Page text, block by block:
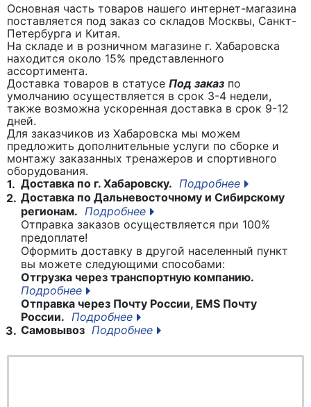
Основная часть товаров нашего интернет-магазина
поставляется под заказ со складов Москвы, Санкт-
Петербурга и Китая.
На складе и в розничном магазине г. Хабаровска
находится около 15% представленного
ассортимента.
Доставка товаров в статусе Под заказ по
умолчанию осуществляется в срок 3-4 недели,
также возможна ускоренная доставка в срок 9-12
дней.
Для заказчиков из Хабаровска мы можем
предложить дополнительные услуги по сборке и
монтажу заказанных тренажеров и спортивного
оборудования.
1. Доставка по г. Хабаровску. Подробнее
2. Доставка по Дальневосточному и Сибирскому
регионам. Подробнее
Отправка заказов осуществляется при 100%
предоплате!
Оформить доставку в другой населенный пункт
вы можете следующими способами:
Отгрузка через транспортную компанию.
Подробнее
Отправка через Почту России, EMS Почту
России. Подробнее
3. Самовывоз Подробнее